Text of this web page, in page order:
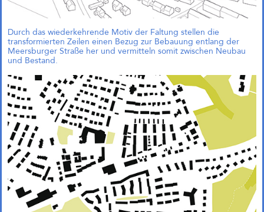
Das große kleine Haus,
München (Objektplanung)
Durch das wiederkehrende Motiv der Faltung stellen die
transformierten Zeilen einen Bezug zur Bebauung entlang der
Meersburger Straße her und vermitteln somit zwischen Neubau
und Bestand.